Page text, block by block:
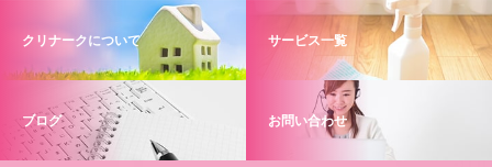
クリナークについて サービス一覧
ブログ お問い合わせ